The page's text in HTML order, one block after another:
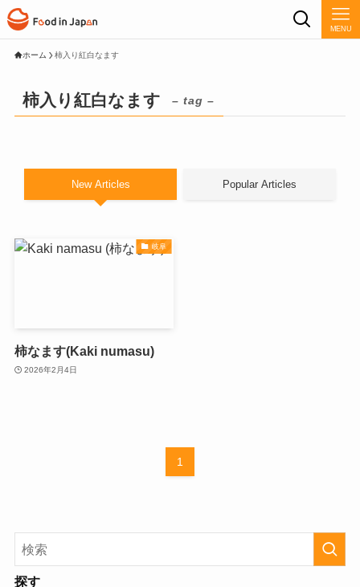
MENU
ホーム 柿入り紅白なます
柿入り紅白なます – tag –
New Articles Popular Articles
岐阜
柿なます(Kaki numasu)
2026年2月4日
1
探す